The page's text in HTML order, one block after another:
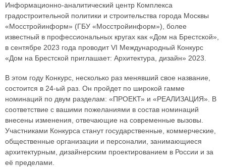
Информационно-аналитический центр Комплекса
градостроительной политики и строительства города Москвы
«Мосстройинформ» (ГБУ «Мосстройинформ»), более
известный в профессиональных кругах как «Дом на Брестской»,
в сентябре 2023 года проводит VI Международный Конкурс
«Дом на Брестской приглашает: Архитектура, дизайн» 2023.
В этом году Конкурс, несколько раз менявший свое название,
состоится в 24-ый раз. Он пройдет по широкой гамме
номинаций по двум разделам: «ПРОЕКТ» и «РЕАЛИЗАЦИЯ». В
соответствие с вашими пожеланиями в состав номинаций
внесены изменения, отвечающие на современные вызовы.
Участниками Конкурса станут государственные, коммерческие,
общественные организации и персоналии, занимающиеся
архитектурным, дизайнерским проектированием в России и за
её пределами.